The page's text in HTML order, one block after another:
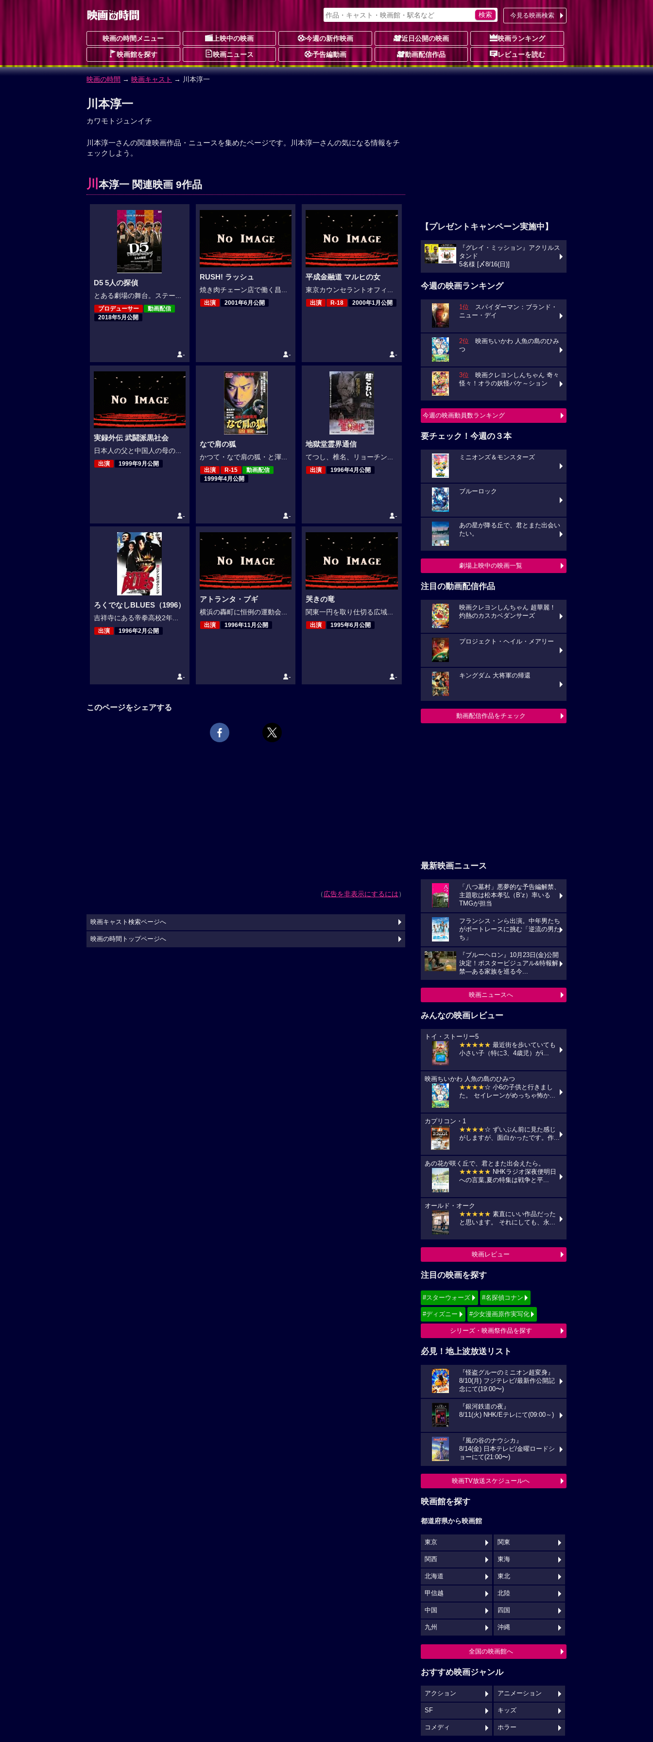
今見る映画検索
映画の時間メニュー 上映中の映画 今週の新作映画 近日公開の映画 映画ランキング
映画館を探す 映画ニュース 予告編動画 動画配信作品 レビューを読む
映画の時間 → 映画キャスト → 川本淳一
川本淳一
カワモトジュンイチ
川本淳一さんの関連映画作品・ニュースを集めたページです。川本淳一さんの気になる情報をチ
ェックしよう。
川 本淳一 関連映画 9作品
D5 5人の探偵
とある劇場の舞台。ステー...
プロデューサー
動画配信
2018年5月公開
-
RUSH! ラッシュ
焼き肉チェーン店で働く昌...
出演 2001年6月公開
-
平成金融道 マルヒの女
東京カウンセラントオフィ...
出演 R-18 2000年1月公開
-
実録外伝 武闘派黒社会
日本人の父と中国人の母の...
出演 1999年9月公開
-
なで肩の狐
かつて・なで肩の狐・と渾...
出演 R-15
動画配信
1999年4月公開
-
地獄堂霊界通信
てつし、椎名、リョーチン...
出演 1996年4月公開
-
ろくでなしBLUES（1996）
吉祥寺にある帝拳高校2年...
出演 1996年2月公開
-
アトランタ・ブギ
横浜の轟町に恒例の運動会...
出演 1996年11月公開
-
哭きの竜
関東一円を取り仕切る広域...
出演 1995年6月公開
-
このページをシェアする
（広告を非表示にするには）
【プレゼントキャンペーン実施中】
『グレイ・ミッション』アクリルス
タンド
5名様 [〆8/16(日)]
今週の映画ランキング
1位 スパイダーマン：ブランド・
ニュー・デイ
2位 映画ちいかわ 人魚の島のひみ
つ
3位 映画クレヨンしんちゃん 奇々
怪々！オラの妖怪バケ～ション
今週の映画動員数ランキング
要チェック！今週の３本
ミニオンズ＆モンスターズ
ブルーロック
あの星が降る丘で、君とまた出会い
たい。
劇場上映中の映画一覧
注目の動画配信作品
映画クレヨンしんちゃん 超華麗！
灼熱のカスカベダンサーズ
プロジェクト・ヘイル・メアリー
キングダム 大将軍の帰還
動画配信作品をチェック
最新映画ニュース
「八つ墓村」悪夢的な予告編解禁、
主題歌は松本孝弘（B’z）率いる
TMGが担当
フランシス・ンら出演。中年男たち
がボートレースに挑む「逆流の男た
ち」
『ブルーヘロン』10月23日(金)公開
決定！ポスタービジュアル&特報解
禁―ある家族を巡る今...
映画ニュースへ
みんなの映画レビュー
トイ・ストーリー5
★★★★★ 最近街を歩いていても
小さい子（特に3、4歳児）がi...
映画ちいかわ 人魚の島のひみつ
★★★★☆ 小6の子供と行きまし
た。 セイレーンがめっちゃ怖か...
カプリコン・1
★★★★☆ ずいぶん前に見た感じ
がしますが、面白かったです。作...
あの花が咲く丘で、君とまた出会えたら。
★★★★★ NHKラジオ深夜便明日
への言葉,夏の特集は戦争と平...
オールド・オーク
★★★★★ 素直にいい作品だった
と思います。 それにしても、永...
映画レビュー
注目の映画を探す
#スターウォーズ #名探偵コナン
#ディズニー #少女漫画原作実写化
シリーズ・映画祭作品を探す
必見！地上波放送リスト
『怪盗グルーのミニオン超変身』
8/10(月) フジテレビ/最新作公開記
念にて(19:00〜)
『銀河鉄道の夜』
8/11(火) NHK/Eテレにて(09:00～)
『風の谷のナウシカ』
8/14(金) 日本テレビ/金曜ロードシ
ョーにて(21:00〜)
映画TV放送スケジュールへ
映画館を探す
都道府県から映画館
東京 関東
関西 東海
北海道 東北
甲信越 北陸
中国 四国
九州 沖縄
全国の映画館へ
おすすめ映画ジャンル
アクション アニメーション
SF キッズ
コメディ ホラー
映画キャスト検索ページへ
映画の時間トップページへ